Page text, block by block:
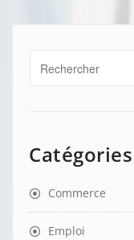
Catégories
Commerce
Emploi